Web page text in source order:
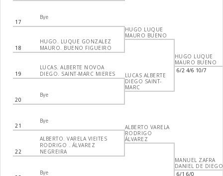
17
Bye
18
HUGO. LUQUE GONZALEZ
MAURO. BUENO FIGUEIRO
19
LUCAS. ALBERTE NOVOA
DIEGO. SAINT-MARC MIERES
20
Bye
21
Bye
22
ALBERTO. VARELA VIEITES
RODRIGO . ÁLVAREZ
NEGREIRA
Bye
HUGO LUQUE
MAURO BUENO
LUCAS ALBERTE
DIEGO SAINT-
MARC
ALBERTO VARELA
RODRIGO
ÁLVAREZ
HUGO LUQUE
MAURO BUENO
6/2 4/6 10/7
MANUEL ZAFRA
DANIEL DE DIEGO
6/1 6/0